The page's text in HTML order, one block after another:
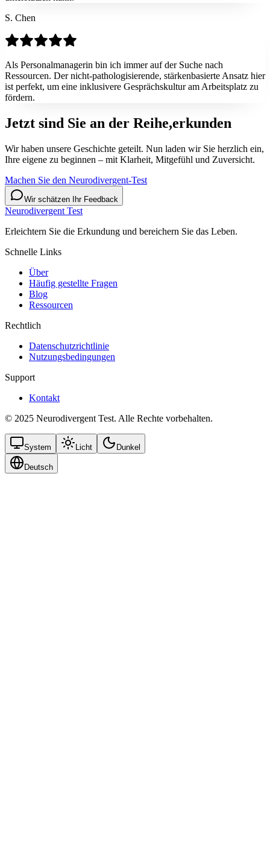
S. Chen
Als Personalmanagerin bin ich immer auf der Suche nach
Ressourcen. Der nicht-pathologisierende, stärkenbasierte Ansatz hier
ist perfekt, um eine inklusivere Gesprächskultur am Arbeitsplatz zu
fördern.
Jetzt sind Sie an der Reihe,erkunden
Wir haben unsere Geschichte geteilt. Nun laden wir Sie herzlich ein,
Ihre eigene zu beginnen – mit Klarheit, Mitgefühl und Zuversicht.
Machen Sie den Neurodivergent-Test
Wir schätzen Ihr Feedback
Neurodivergent Test
Erleichtern Sie die Erkundung und bereichern Sie das Leben.
Schnelle Links
Über
Häufig gestellte Fragen
Blog
Ressourcen
Rechtlich
Datenschutzrichtlinie
Nutzungsbedingungen
Support
Kontakt
© 2025 Neurodivergent Test. Alle Rechte vorbehalten.
System Licht Dunkel
Deutsch